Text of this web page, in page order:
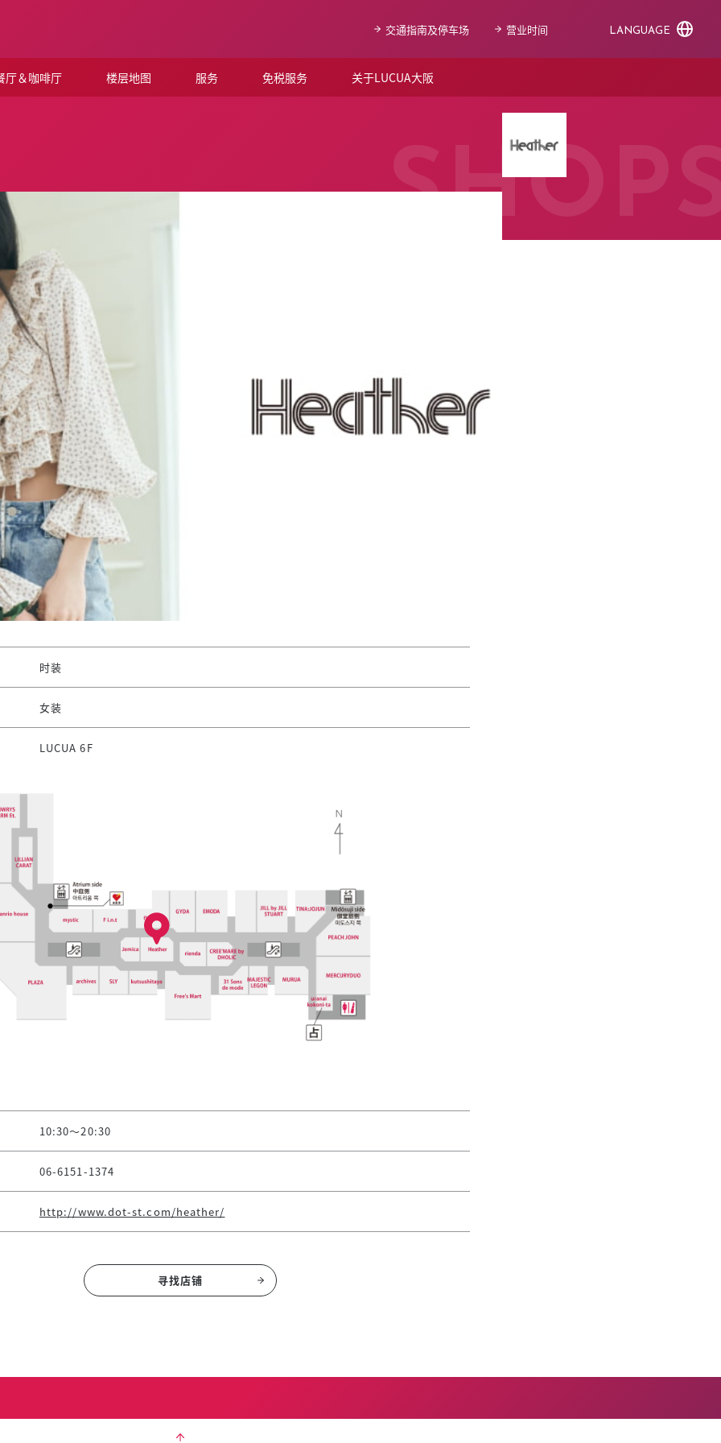
交通指南及停车场 营业时间 LANGUAGE
厅＆咖啡厅 楼层地图 服务 免税服务 关于LUCUA大阪
时装
女装
LUCUA 6F
10:30～20:30
06-6151-1374
http://www.dot-st.com/heather/
寻找店铺